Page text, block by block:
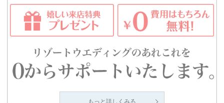
もっと詳しくみる